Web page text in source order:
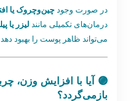
در صورت وجودچین‌وچروک یا
درمان‌های تکمیلی مانند لیزر یا
می‌تواند ظاهر پوست را بهبود
🟣 آیا با افزایش وزن،
بازمی‌گردد؟